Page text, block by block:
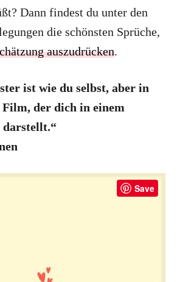
Dann findest du unter den
die schönsten Sprüche,
auszudrücken.
ist wie du selbst, aber in
Film, der dich in einem
darstellt.“
Save